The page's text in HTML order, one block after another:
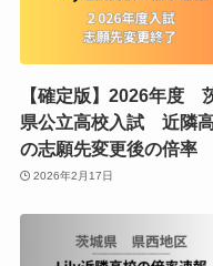
【確定版】2026年度
県公立高校入試 近隣
の志願先変更後の倍率
2026年2月17日